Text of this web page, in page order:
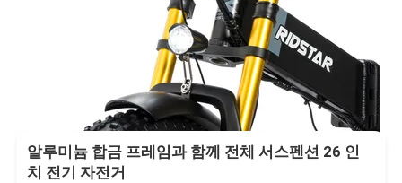
알루미늄 합금 프레임과 함께 전체 서스펜션 26 인
치 전기 자전거